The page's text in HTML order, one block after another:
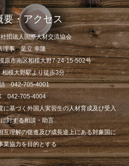
要・アクセス
団法人国際人材交流協会
理事 足立 幸隆
原市南区相模大野7-24-15-502号
模大野駅より徒歩3分
042-705-4001
042-705-4004
基づく外国人実習生の人材育成及び受入
対する相談・助言
理解の促進及び成長途上にある対象国に
業協力を目的とする